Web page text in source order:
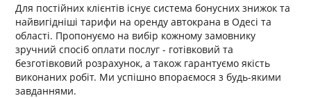
Для постійних клієнтів існує система бонусних знижок та
найвигідніші тарифи на оренду автокрана в Одесі та
області. Пропонуємо на вибір кожному замовнику
зручний спосіб оплати послуг - готівковий та
безготівковий розрахунок, а також гарантуємо якість
виконаних робіт. Ми успішно впораємося з будь-якими
завданнями.